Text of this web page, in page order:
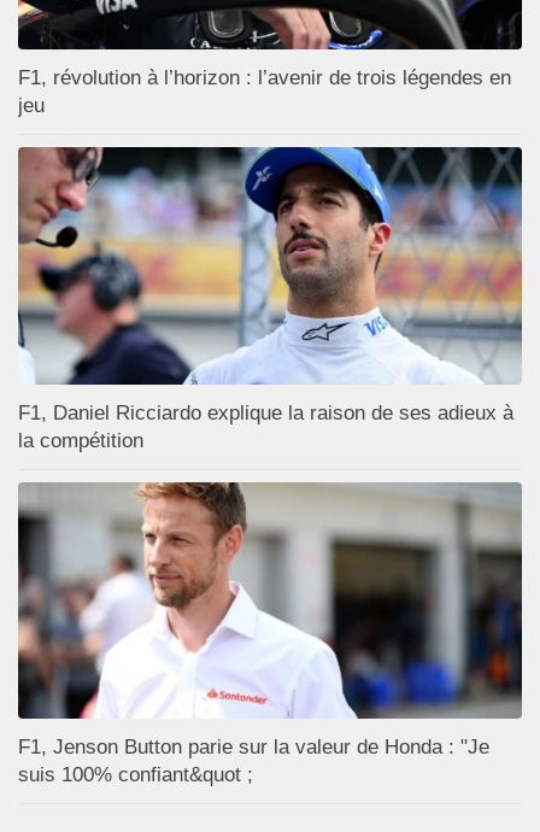
F1, révolution à l’horizon : l’avenir de trois légendes en
jeu
F1, Daniel Ricciardo explique la raison de ses adieux à
la compétition
F1, Jenson Button parie sur la valeur de Honda : "Je
suis 100% confiant&quot ;